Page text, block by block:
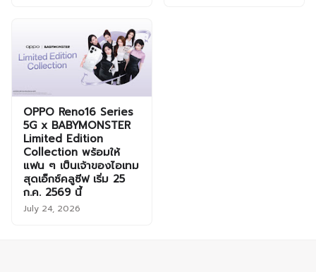
OPPO Reno16 Series
5G x BABYMONSTER
Limited Edition
Collection พร้อมให้
แฟน ๆ เป็นเจ้าของไอเทม
สุดเอ็กซ์คลูซีฟ เริ่ม 25
ก.ค. 2569 นี้
July 24, 2026